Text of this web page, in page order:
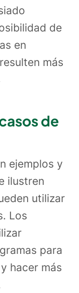
de
en
más
de
ejemplos y
ilustren
utilizar
Los
para
hacer más